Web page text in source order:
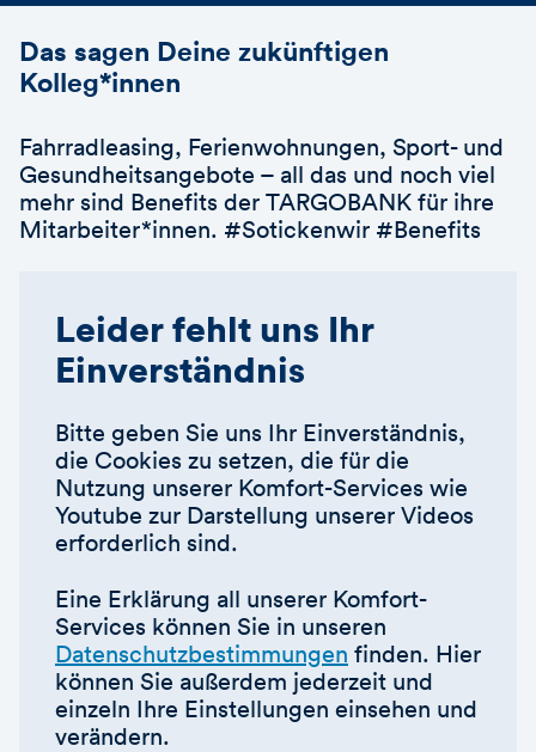
Das sagen Deine zukünftigen
Kolleg*innen
Fahrradleasing, Ferienwohnungen, Sport- und
Gesundheitsangebote – all das und noch viel
mehr sind Benefits der TARGOBANK für ihre
Mitarbeiter*innen. #Sotickenwir #Benefits
Leider fehlt uns Ihr
Einverständnis
Bitte geben Sie uns Ihr Einverständnis,
die Cookies zu setzen, die für die
Nutzung unserer Komfort-Services wie
Youtube zur Darstellung unserer Videos
erforderlich sind.
Eine Erklärung all unserer Komfort-
Services können Sie in unseren
Datenschutzbestimmungen finden. Hier
können Sie außerdem jederzeit und
einzeln Ihre Einstellungen einsehen und
verändern.